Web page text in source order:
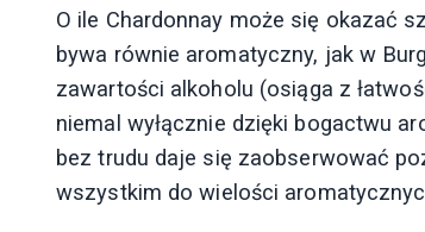
O ile Chardonnay może się okazać
bywa równie aromatyczny, jak w
zawartości alkoholu (osiąga z
niemal wyłącznie dzięki bogactwu
bez trudu daje się zaobserwować
wszystkim do wielości